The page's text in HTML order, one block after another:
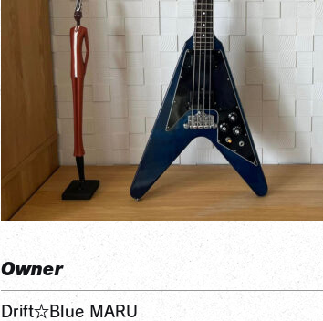
Owner
Drift☆Blue MARU